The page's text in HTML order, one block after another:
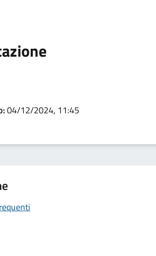
04/12/2024, 11:45